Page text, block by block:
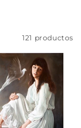
121 productos